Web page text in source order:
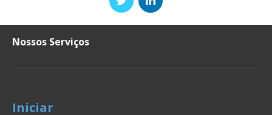
Nossos Serviços
Iniciar